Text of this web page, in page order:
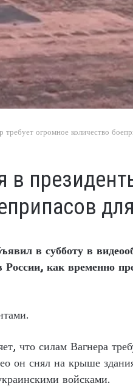
огромное количество
в
в субботу в
как временно
что силам Вагнера
он снял на крыше
войсками.